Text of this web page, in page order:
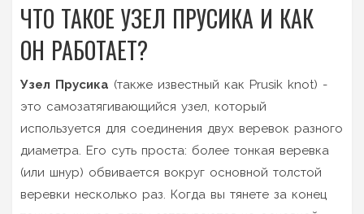
ЧТО ТАКОЕ УЗЕЛ ПРУСИКА И КАК
ОН РАБОТАЕТ?
Узел Прусика (также известный как Prusik knot) -
это самозатягивающийся узел, который
используется для соединения двух веревок разного
диаметра. Его суть проста: более тонкая веревка
(или шнур) обвивается вокруг основной толстой
веревки несколько раз. Когда вы тянете за конец